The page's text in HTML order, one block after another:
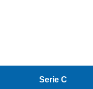
Serie C